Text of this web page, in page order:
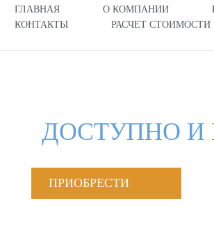
ГЛАВНАЯ О КОМПАНИИ
КОНТАКТЫ
РАСЧЕТ СТОИМОСТИ
ДОСТУПНО И
ПРИОБРЕСТИ